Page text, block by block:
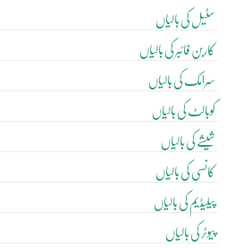
سٹیل کی بالیاں
کاربن فائبر کی بالیاں
سرامک کی بالیاں
کوبالٹ کی بالیاں
شیشے کی بالیاں
کانسی کی بالیاں
پیلیڈیم کی بالیاں
پیوٹر کی بالیاں